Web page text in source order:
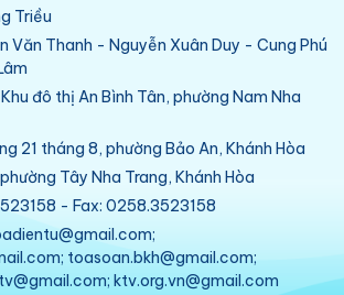
Triều
Văn Thanh - Nguyễn Xuân Duy - Cung Phú
đô thị An Bình Tân, phường Nam Nha
21 tháng 8, phường Bảo An, Khánh Hòa
Tây Nha Trang, Khánh Hòa
- Fax: 0258.3523158
toasoan.bkh@gmail.com;
ktv.org.vn@gmail.com